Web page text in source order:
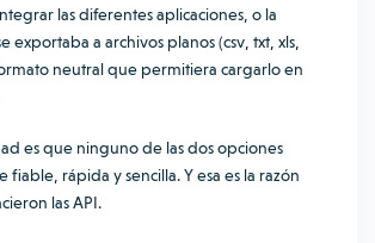
las diferentes aplicaciones, o la
exportaba a archivos planos (csv, txt, xls,
neutral que permitiera cargarlo en
es que ninguno de las dos opciones
fiable, rápida y sencilla. Y esa es la razón
las API.